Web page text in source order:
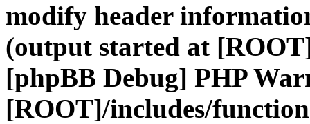
modify header
(output started at
[phpBB Debug] PHP
[ROOT]/includes/